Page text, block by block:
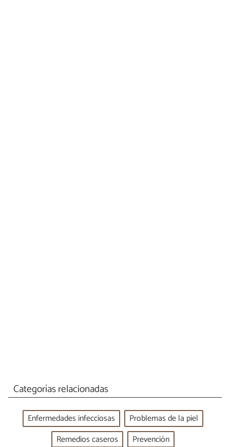
Categorías relacionadas
Enfermedades infecciosas
Problemas de la piel
Remedios caseros
Prevención